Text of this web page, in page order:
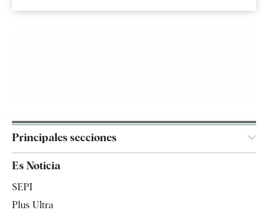
Principales secciones
España
Es Noticia
SEPI
Plus Ultra